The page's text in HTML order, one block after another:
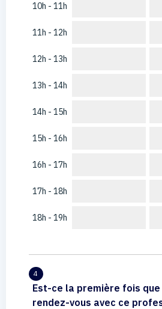
10h - 11h
11h - 12h
12h - 13h
13h - 14h
14h - 15h
15h - 16h
16h - 17h
17h - 18h
18h - 19h
4
Est-ce la première fois que
rendez-vous avec ce